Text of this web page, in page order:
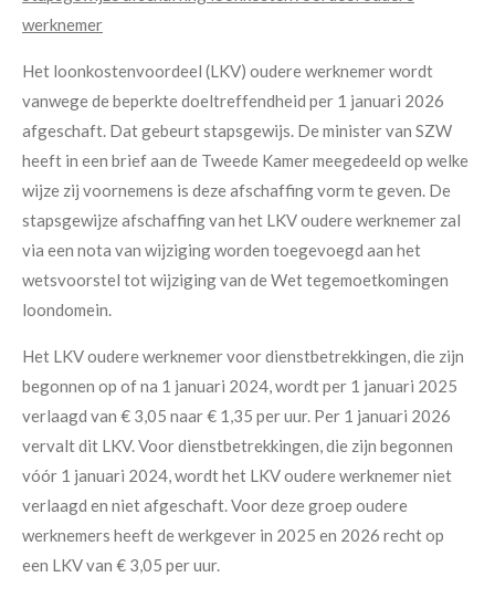
werknemer
Het loonkostenvoordeel (LKV) oudere werknemer wordt
vanwege de beperkte doeltreffendheid per 1 januari 2026
afgeschaft. Dat gebeurt stapsgewijs. De minister van SZW
heeft in een brief aan de Tweede Kamer meegedeeld op welke
wijze zij voornemens is deze afschaffing vorm te geven. De
stapsgewijze afschaffing van het LKV oudere werknemer zal
via een nota van wijziging worden toegevoegd aan het
wetsvoorstel tot wijziging van de Wet tegemoetkomingen
loondomein.
Het LKV oudere werknemer voor dienstbetrekkingen, die zijn
begonnen op of na 1 januari 2024, wordt per 1 januari 2025
verlaagd van € 3,05 naar € 1,35 per uur. Per 1 januari 2026
vervalt dit LKV. Voor dienstbetrekkingen, die zijn begonnen
vóór 1 januari 2024, wordt het LKV oudere werknemer niet
verlaagd en niet afgeschaft. Voor deze groep oudere
werknemers heeft de werkgever in 2025 en 2026 recht op
een LKV van € 3,05 per uur.